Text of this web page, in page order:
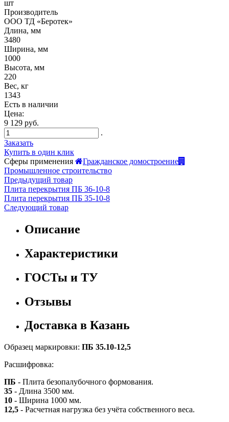
шт
Производитель
ООО ТД «Беротек»
Длина, мм
3480
Ширина, мм
1000
Высота, мм
220
Вес, кг
1343
Есть в наличии
Цена:
9 129 руб.
.
Заказать
Купить в один клик
Сферы применения
Гражданское домостроение
Промышленное строительство
Предыдущий товар
Плита перекрытия ПБ 36-10-8
Плита перекрытия ПБ 35-10-8
Следующий товар
Описание
Характеристики
ГОСТы и ТУ
Отзывы
Доставка в Казань
Образец маркировки: ПБ 35.10-12,5
Расшифровка:
ПБ - Плита безопалубочного формования.
35 - Длина 3500 мм.
10 - Ширина 1000 мм.
12,5 - Расчетная нагрузка без учёта собственного веса.